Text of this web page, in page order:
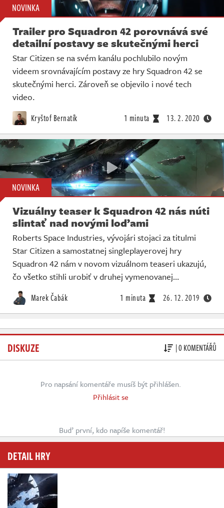
NOVINKA
Trailer pro Squadron 42 porovnává své
detailní postavy se skutečnými herci
Star Citizen se na svém kanálu pochlubilo novým
videem srovnávajícím postavy ze hry Squadron 42 se
skutečnými herci. Zároveň se objevilo i nové tech
video.
Kryštof Bernatík 1 minuta 13. 2. 2020
NOVINKA
Vizuálny teaser k Squadron 42 nás núti
slintať nad novými loďami
Roberts Space Industries, vývojári stojaci za titulmi
Star Citizen a samostatnej singleplayerovej hry
Squadron 42 nám v novom vizuálnom teaseri ukazujú,
čo všetko stihli urobiť v druhej vymenovanej…
Marek Čabák 1 minuta 26. 12. 2019
DISKUZE | 0 KOMENTÁŘŮ
Pro napsání komentáře musíš být přihlášen.
Přihlásit se
Buď první, kdo napíše komentář!
DETAIL HRY